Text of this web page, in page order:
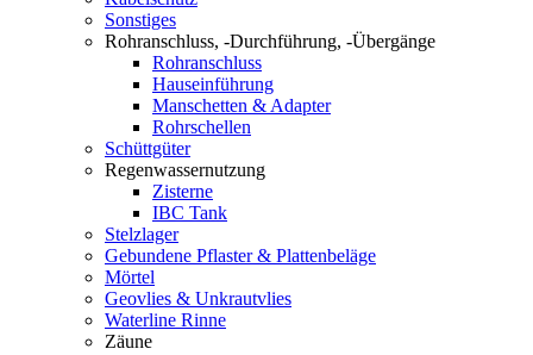
Sonstiges
Rohranschluss, -Durchführung, -Übergänge
Rohranschluss
Hauseinführung
Manschetten & Adapter
Rohrschellen
Schüttgüter
Regenwassernutzung
Zisterne
IBC Tank
Stelzlager
Gebundene Pflaster & Plattenbeläge
Mörtel
Geovlies & Unkrautvlies
Waterline Rinne
Zäune